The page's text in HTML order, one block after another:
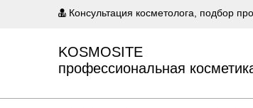
Консультация косметолога, подбор
KOSMOSITE
профессиональная